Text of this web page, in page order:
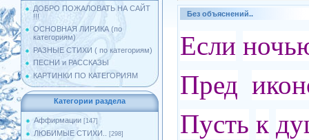
ДОБРО ПОЖАЛОВАТЬ НА САЙТ
!!!
ОСНОВНАЯ ЛИРИКА (по
категориям)
РАЗНЫЕ СТИХИ ( по категориям)
ПЕСНИ и РАССКАЗЫ
КАРТИНКИ ПО КАТЕГОРИЯМ
Категории раздела
Аффирмации [147]
ЛЮБИМЫЕ СТИХИ.. [298]
Без объяснений..
Если
Пред
Пусть к